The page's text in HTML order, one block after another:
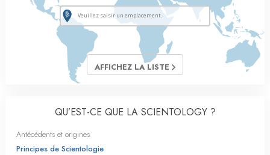
AFFICHEZ LA LISTE
QU’EST-CE QUE LA SCIENTOLOGY ?
Antécédents et origines
Principes de Scientologie